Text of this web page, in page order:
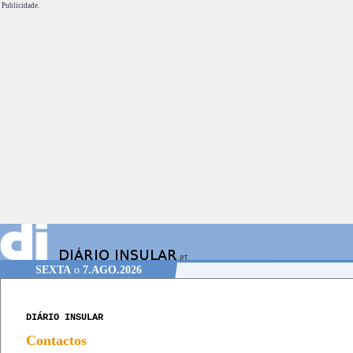
Publicidade.
SEXTA o 7.AGO.2026
DIÁRIO INSULAR
Contactos